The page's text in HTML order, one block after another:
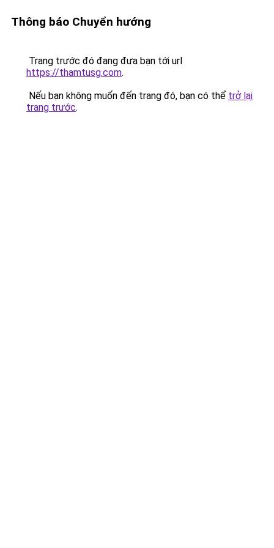
Thông báo Chuyển hướng
Trang trước đó đang đưa bạn tới url
https://thamtusg.com.
Nếu bạn không muốn đến trang đó, bạn có thể trở lại
trang trước.